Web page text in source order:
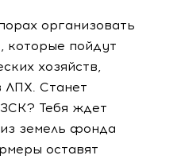
организовать
которые пойдут
хозяйств,
ЛПХ. Станет
Тебя ждет
земель фонда
оставят